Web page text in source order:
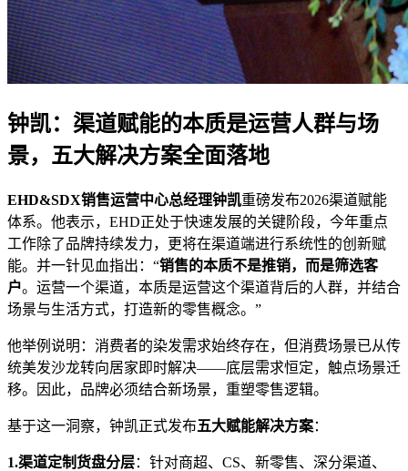
钟凯：渠道赋能的本质是运营人群与场
景，五大解决方案全面落地
EHD&SDX销售运营中心总经理钟凯重磅发布2026渠道赋能
体系。他表示，EHD正处于快速发展的关键阶段，今年重点
工作除了品牌持续发力，更将在渠道端进行系统性的创新赋
能。并一针见血指出：“销售的本质不是推销，而是筛选客
户。运营一个渠道，本质是运营这个渠道背后的人群，并结合
场景与生活方式，打造新的零售概念。”
他举例说明：消费者的染发需求始终存在，但消费场景已从传
统美发沙龙转向居家即时解决——底层需求恒定，触点场景迁
移。因此，品牌必须结合新场景，重塑零售逻辑。
基于这一洞察，钟凯正式发布五大赋能解决方案：
1.渠道定制货盘分层：针对商超、CS、新零售、深分渠道、